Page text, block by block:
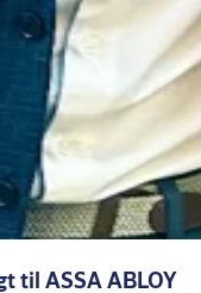
til ASSA ABLOY